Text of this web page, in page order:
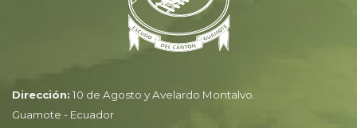
Dirección: 10 de Agosto y Avelardo Montalvo.
Guamote - Ecuador